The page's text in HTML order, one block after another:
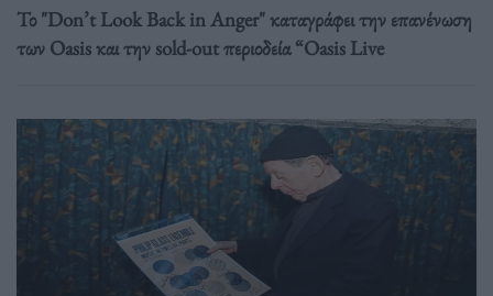
Το "Don’t Look Back in Anger" καταγράφει την επανένωση
των Oasis και την sold-out περιοδεία “Oasis Live